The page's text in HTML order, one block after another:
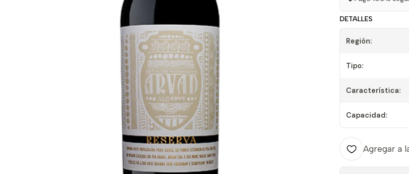
DETALLES
Región:
Tipo:
Característica:
Capacidad:
Agregar a